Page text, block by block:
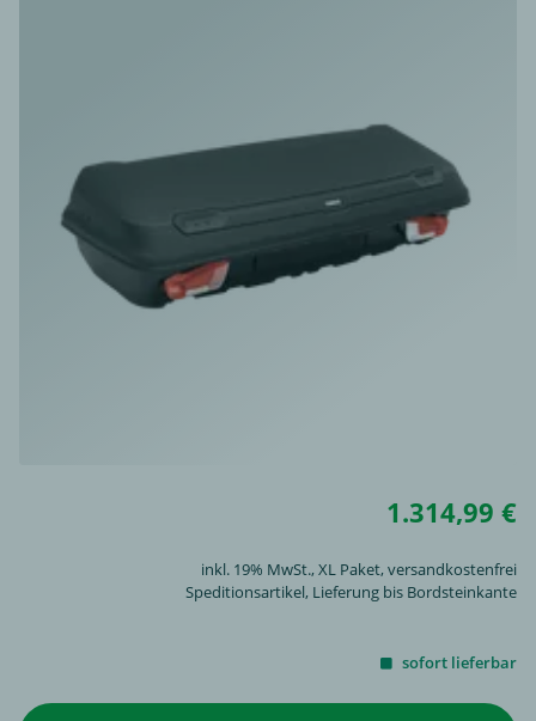
1.314,99 €
inkl. 19% MwSt.,XL Paket, versandkostenfrei
Speditionsartikel, Lieferung bis Bordsteinkante
sofort lieferbar